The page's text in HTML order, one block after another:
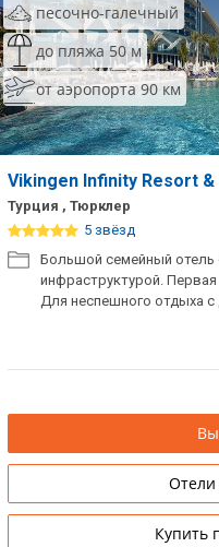
песочно-галечный
до пляжа 50 м
от аэропорта 90 км
Vikingen Infinity Resort &
Турция , Тюрклер
5 звёзд
Большой семейный отель
инфраструктурой.
Для неспешного отдыха с
Отели
Купить